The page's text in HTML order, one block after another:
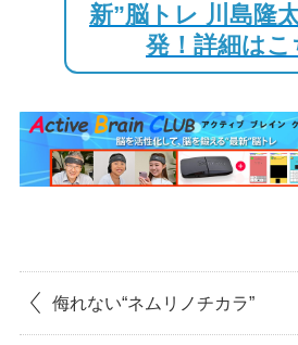
新”脳トレ 川島隆
発！詳細はこ
侮れない“ネムリノチカラ”